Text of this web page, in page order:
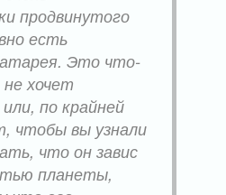
продвинутого
есть
Это что-
хочет
по крайней
чтобы вы узнали
что он завис
планеты,